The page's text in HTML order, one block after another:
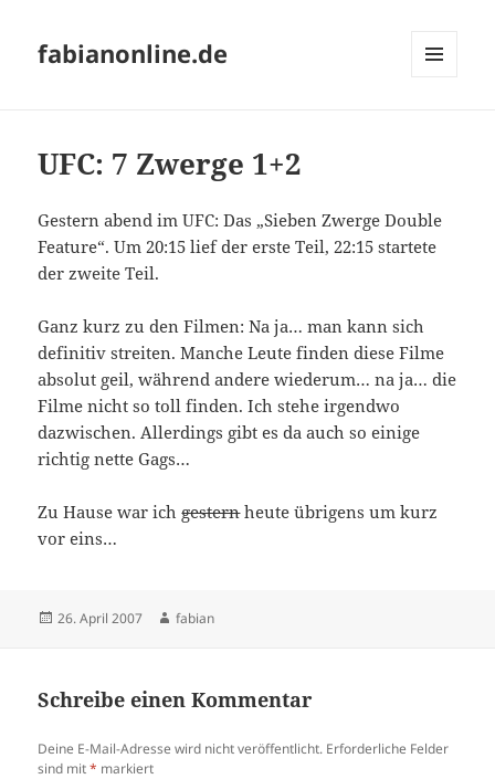
fabianonline.de
UFC: 7 Zwerge 1+2
Gestern abend im UFC: Das „Sieben Zwerge Double
Feature“. Um 20:15 lief der erste Teil, 22:15 startete
der zweite Teil.
Ganz kurz zu den Filmen: Na ja… man kann sich
definitiv streiten. Manche Leute finden diese Filme
absolut geil, während andere wiederum… na ja… die
Filme nicht so toll finden. Ich stehe irgendwo
dazwischen. Allerdings gibt es da auch so einige
richtig nette Gags…
Zu Hause war ichgesternheute übrigens um kurz
vor eins…
Veröffentlicht
26. April 2007 Autor
fabian
Schreibe einen Kommentar
Deine E-Mail-Adresse wird nicht veröffentlicht. Erforderliche Felder
sind mit* markiert